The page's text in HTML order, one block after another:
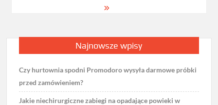
Najnowsze wpisy
Czy hurtownia spodni Promodoro wysyła darmowe próbki
przed zamówieniem?
Jakie niechirurgiczne zabiegi na opadające powieki w